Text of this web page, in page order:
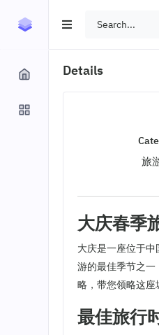
Details
旅
大庆春季
大庆是一座位于
游的最佳季节之
略，带您领略这座
最佳旅行